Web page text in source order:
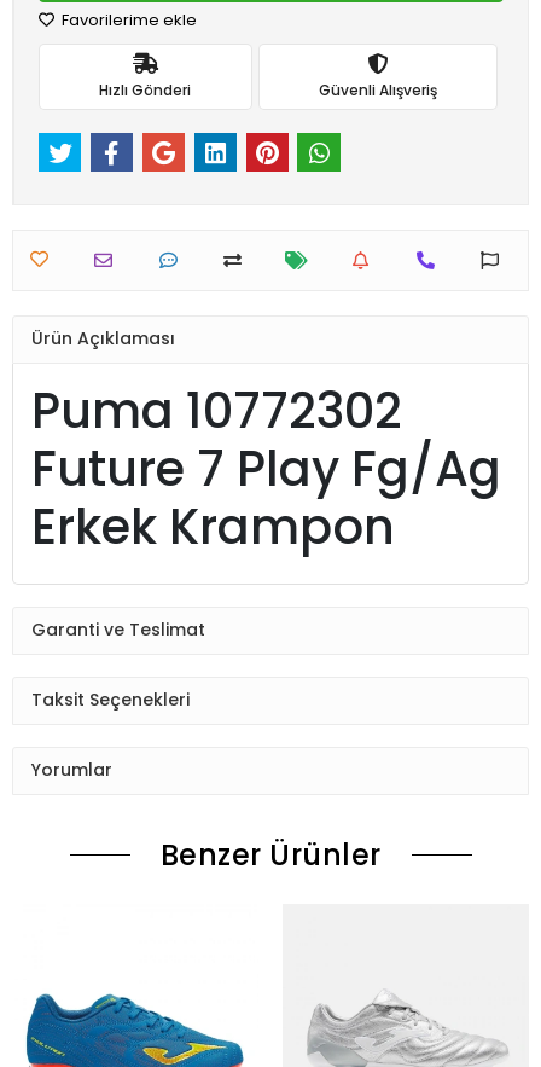
Favorilerime ekle
Hızlı Gönderi Güvenli Alışveriş
Ürün Açıklaması
Puma 10772302
Future 7 Play Fg/Ag
Erkek Krampon
Garanti ve Teslimat
Taksit Seçenekleri
Yorumlar
Benzer Ürünler